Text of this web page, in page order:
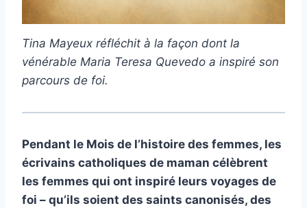
Tina Mayeux réfléchit à la façon dont la
vénérable Maria Teresa Quevedo a inspiré son
parcours de foi.
Pendant le Mois de l’histoire des femmes, les
écrivains catholiques de maman célèbrent
les femmes qui ont inspiré leurs voyages de
foi – qu’ils soient des saints canonisés, des